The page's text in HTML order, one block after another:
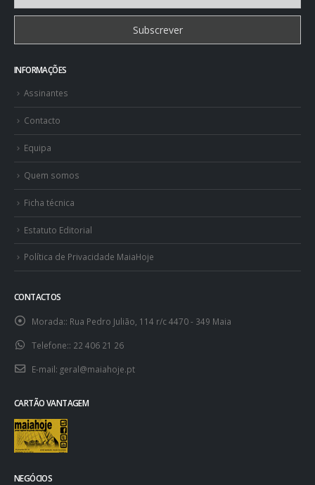
INFORMAÇÕES
Assinantes
Contacto
Equipa
Quem somos
Ficha técnica
Estatuto Editorial
Política de Privacidade MaiaHoje
CONTACTOS
Morada:: Rua Pedro Julião, 114 r/c 4470 - 349 Maia
Telefone:: 22 406 21 26
E-mail: geral@maiahoje.pt
CARTÃO VANTAGEM
NEGÓCIOS